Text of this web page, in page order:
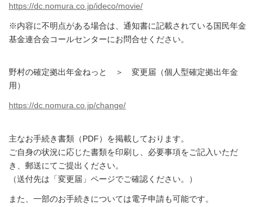
https://dc.nomura.co.jp/ideco/movie/
※内容に不明点がある場合は、通知書に記載されている国民年金
基金連合会コールセンターにお問合せください。
野村の確定拠出年金ねっと ＞ 変更届（個人型確定拠出年金
用）
https://dc.nomura.co.jp/change/
主なお手続き書類（PDF）を掲載しております。
ご自身の状況に応じた書類を印刷し、必要事項をご記入いただ
き、郵送にてご提出ください。
（送付先は「変更届」ページでご確認ください。）
また、一部のお手続きについては電子申請も可能です。